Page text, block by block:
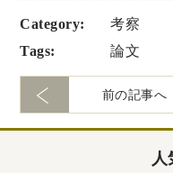
Category:
考察
Tags:
論文
前の記事へ
人